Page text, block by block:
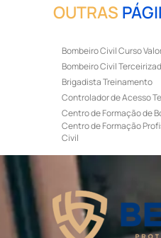
OUTRAS
Bombeiro Civil Curso
Bombeiro Civil
Brigadista Treinamento
Controlador de Acesso
Centro de Formação de
Centro de Formação
Civil
Curso de Bombeiro Civil
Curso de Bombeiro Civil
Curso de Bombeiro Civil
Curso de Bombeiro Civil
Curso de Bombeiro Civil
Curso de Brigada de